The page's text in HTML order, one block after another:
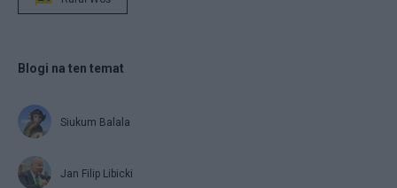
Blogi na ten temat
Siukum Balala
Jan Filip Libicki